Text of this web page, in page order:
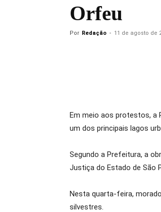
Orfeu
Por Redação - 11 de agosto de
Em meio aos protestos, a
um dos principais lagos
Segundo a Prefeitura, a
Justiça do Estado de São
Nesta quarta-feira,
silvestres.